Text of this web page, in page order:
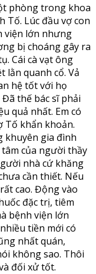
phòng trong khoa
Tố. Lúc đầu vợ con
viện lớn nhưng
bị choáng gây ra
Cái cà vạt ông
lằn quanh cổ. Vả
hệ tốt với họ
thế bác sĩ phải
quả nhất. Em có
Tố khẩn khoản.
khuyên gia đình
của người thầy
nhà cứ khăng
cần thiết. Nếu
cao. Động vào
đặc trị, tiêm
bệnh viện lớn
tiền mới có
nhất quán,
không sao. Thôi
đối xử tốt.